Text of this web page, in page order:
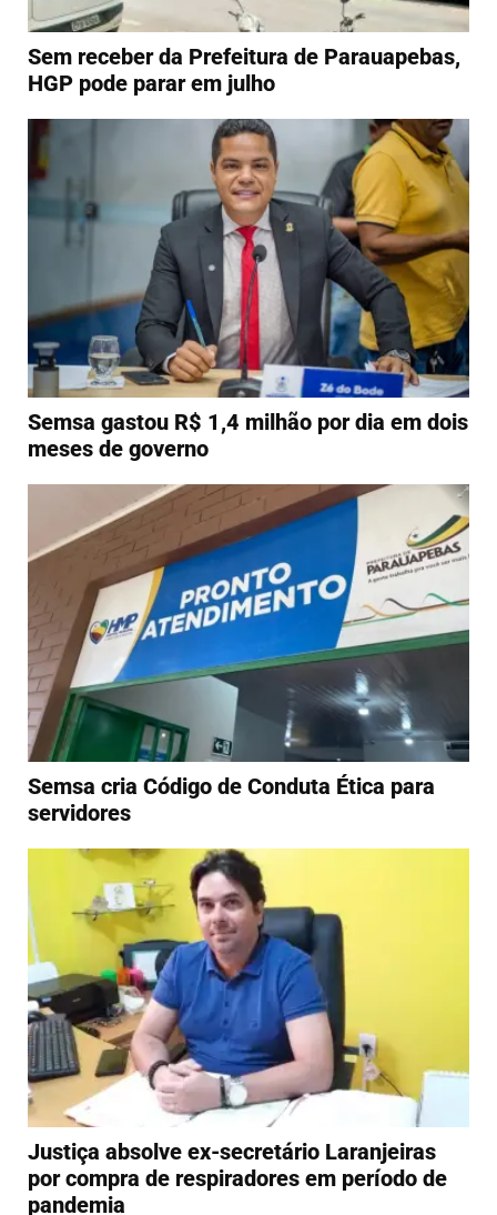
Sem receber da Prefeitura de Parauapebas,
HGP pode parar em julho
Semsa gastou R$ 1,4 milhão por dia em dois
meses de governo
Semsa cria Código de Conduta Ética para
servidores
Justiça absolve ex-secretário Laranjeiras
por compra de respiradores em período de
pandemia